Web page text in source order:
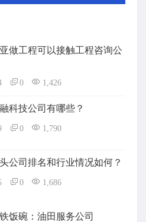
做工程可以接触工程咨询公
0 1,426
科技公司有哪些？
0 1,790
公司排名和行业情况如何？
0 1,686
饭碗：油田服务公司